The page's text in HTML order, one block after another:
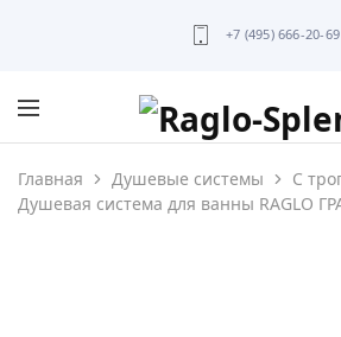
+7 (495) 666-20-69
Главная Душевые системы
С
Душевая система для ванны RAGLO